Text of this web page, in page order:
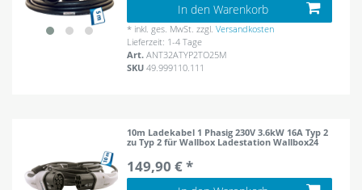
In den Warenkorb
* inkl. ges. MwSt. zzgl.Versandkosten
Lieferzeit: 1-4 Tage
Art.ANT32ATYP2TO25M
SKU49.999110.111
10m Ladekabel 1 Phasig 230V 3.6kW 16A Typ 2
zu Typ 2 für Wallbox Ladestation Wallbox24
149,90 € *